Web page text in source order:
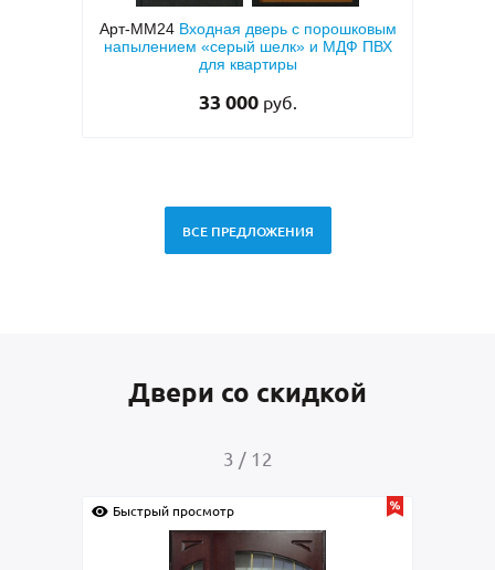
Арт-ММ24 Входная дверь с порошковым
напылением «серый шелк» и МДФ ПВХ
для квартиры
33 000 руб.
ВСЕ ПРЕДЛОЖЕНИЯ
Двери со скидкой
3 / 12
Быстрый просмотр